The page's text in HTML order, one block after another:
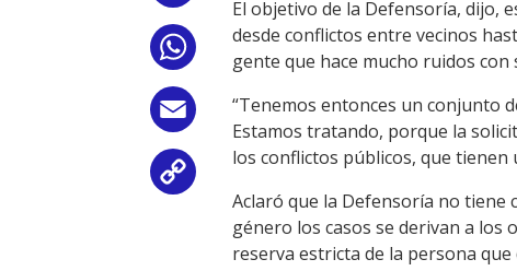
WhatsApp
Email
Link
El objetivo de la Defensoría, dijo,
desde conflictos entre vecinos
gente que hace mucho ruidos
“Tenemos entonces un conjunto
Estamos tratando, porque la
los conflictos públicos, que
Aclaró que la Defensoría no tiene
género los casos se derivan a los
reserva estricta de la persona que